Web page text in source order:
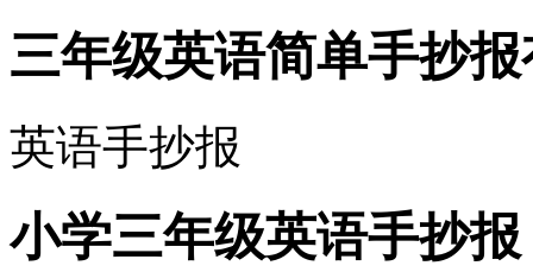
三年级英语简单手抄
英语手抄报
小学三年级英语手抄报